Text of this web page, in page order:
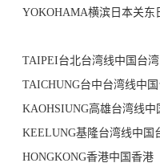
YOKOHAMA横滨 日本关东
TAIPEI台北台湾线中国台湾
TAICHUNG台中台湾线中
KAOHSIUNG高雄台湾线中
KEELUNG基隆台湾线中国
HONGKONG香港中国香港